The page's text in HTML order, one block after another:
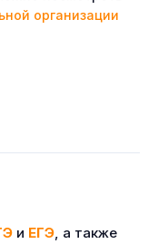
организации
и ЕГЭ , а также